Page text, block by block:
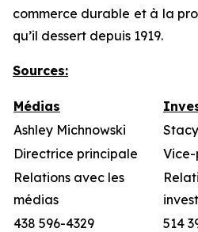
commerce durable et à la
qu’il dessert depuis 1919.
Sources:
Médias
Ashley Michnowski
Directrice principale
Relations avec les
médias
438 596-4329
514